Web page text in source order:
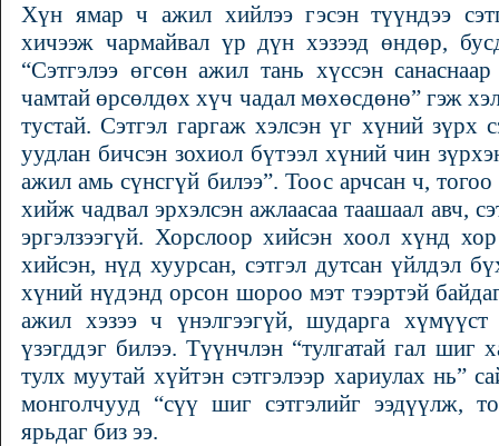
Хүн ямар ч ажил хийлээ гэсэн түүндээ
хичээж чармайвал үр дүн хэзээд өндөр,
“Сэтгэлээ өгсөн ажил тань хүссэн
чамтай өрсөлдөх хүч чадал мөхөсдөнө” гэж
тустай. Сэтгэл гаргаж хэлсэн үг хүний зүрх
уудлан бичсэн зохиол бүтээл хүний чин
ажил амь сүнсгүй билээ”. Тоос арчсан ч, тогоо
хийж чадвал эрхэлсэн ажлаасаа таашаал авч,
эргэлзээгүй. Хорслоор хийсэн хоол хүнд
хийсэн, нүд хуурсан, сэтгэл дутсан үйлдэл
хүний нүдэнд орсон шороо мэт тээртэй
ажил хэзээ ч үнэлгээгүй, шударга
үзэгддэг билээ. Түүнчлэн “тулгатай гал шиг
тулх муутай хүйтэн сэтгэлээр хариулах нь”
монголчууд “сүү шиг сэтгэлийг ээдүүлж,
ярьдаг биз ээ.